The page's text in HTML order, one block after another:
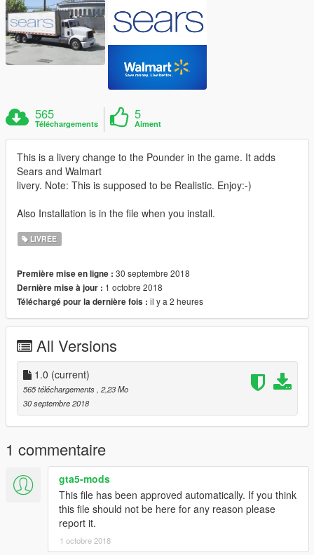
565
Téléchargements
5
Aiment
This is a livery change to the Pounder in the game. It adds
Sears and Walmart
livery. Note: This is supposed to be Realistic. Enjoy:-)
Also Installation is in the file when you install.
LIVRÉE
Première mise en ligne : 30 septembre 2018
Dernière mise à jour : 1 octobre 2018
Téléchargé pour la dernière fois : il y a 2 heures
All Versions
1.0 (current)
565 téléchargements , 2,23 Mo
30 septembre 2018
1 commentaire
gta5-mods
This file has been approved automatically. If you think
this file should not be here for any reason please
report it.
1 octobre 2018